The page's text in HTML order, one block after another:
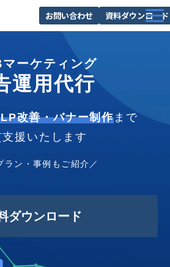
お問い合わせ 資料ダウンロード
サービス一覧
選ばれる理由
導入事例
お役立ち情報
ーケティング
運用代行
LP改善・バナー制作まで
援いたします
ラン・事例もご紹介／
ダウンロード